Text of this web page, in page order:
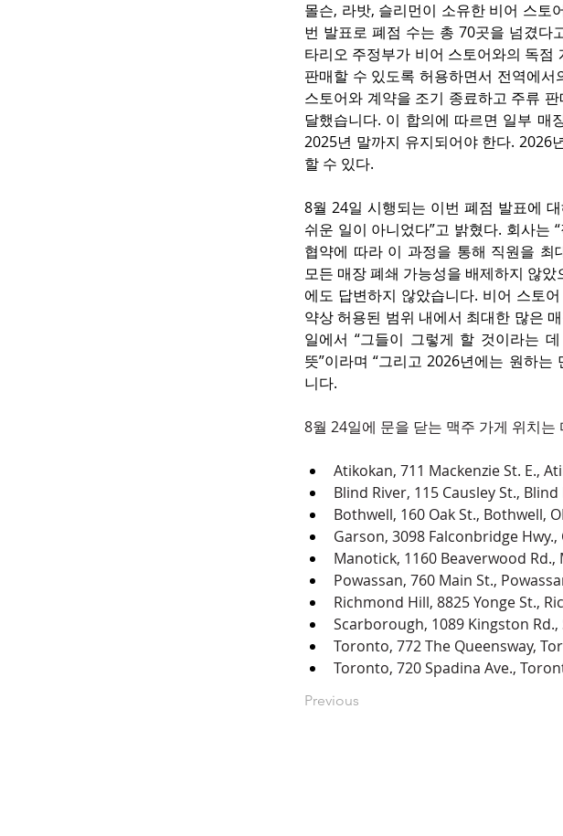
몰슨, 라밧, 슬리먼이 소유한 비어 스토
번 발표로 폐점 수는 총 70곳을 넘겼다
타리오 주정부가 비어 스토어와의 독
판매할 수 있도록 허용하면서 전역에
스토어와 계약을 조기 종료하고 주류
달했습니다. 이 합의에 따르면 일부 매
2025년 말까지 유지되어야 한다. 2026
할 수 있다.
8월 24일 시행되는 이번 폐점 발표에
쉬운 일이 아니었다”고 밝혔다. 회사는
협약에 따라 이 과정을 통해 직원을 최
모든 매장 폐쇄 가능성을 배제하지 않
에도 답변하지 않았습니다. 비어 스토
약상 허용된 범위 내에서 최대한 많은
일에서 “그들이 그렇게 할 것이라는
뜻”이라며 “그리고 2026년에는 원하
니다.
8월 24일에 문을 닫는 맥주 가게 위치는
Atikokan, 711 Mackenzie St. E.,
Blind River, 115 Causley St., Blind
Bothwell, 160 Oak St., Bothwell,
Garson, 3098 Falconbridge Hwy.,
Manotick, 1160 Beaverwood Rd.,
Powassan, 760 Main St.,
Richmond Hill, 8825 Yonge St.,
Scarborough, 1089 Kingston
Toronto, 772 The Queensway,
Toronto, 720 Spadina Ave.,
Previous